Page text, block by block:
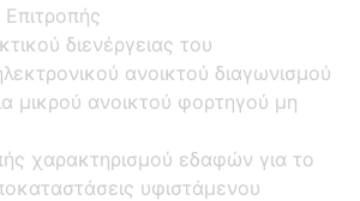
διενέργειας του
ανοικτού διαγωνισμού
μικρού ανοικτού φορτηγού μη
χαρακτηρισμού εδαφών για το
υφιστάμενου